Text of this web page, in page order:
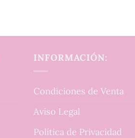
INFORMACIÓN:
Condiciones de Venta
Aviso Legal
Política de Privacidad